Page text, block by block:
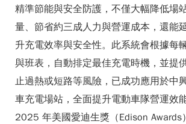
精準節能與安全防護，不僅大幅降低場
量、節省約三成人力與營運成本，還能
升充電效率與安全性。此系統會根據每
與班表，自動排定最佳充電時機，並提
止過熱或短路等風險，已成功應用於中
車充電場站，全面提升電動車隊營運效
2025 年美國愛迪生獎（Edison Awards